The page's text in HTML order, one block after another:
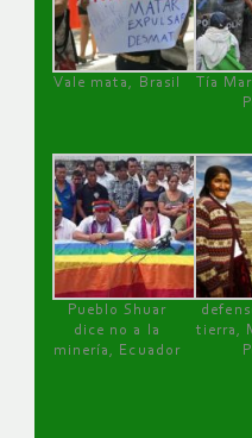
Vale mata, Brasil
Tía
Pueblo Shuar
dice no a la
minería, Ecuador
tierra,